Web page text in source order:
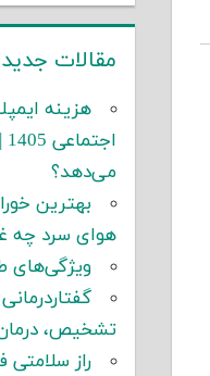
مقالات جدید
هزینه
می‌دهد؟
بهترین
هوای سرد چه
ویژگی‌های
تشخیص،
راز سلامتی